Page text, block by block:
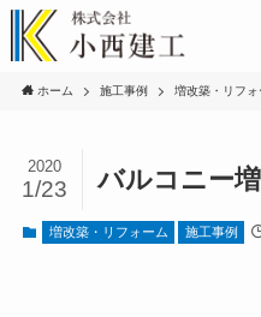
ホーム 施工事例 増改築・リフォ
バルコニー
2020
1/23
増改築・リフォーム 施工事例